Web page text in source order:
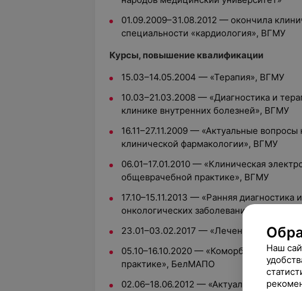
01.09.2009–31.08.2012 — окончила
специальности «кардиология», ВГМУ
Курсы, повышение квалификации
15.03–14.05.2004 — «Терапия», ВГМУ
10.03–21.03.2008 — «Диагностика и
клинике внутренних болезней», ВГМУ
16.11–27.11.2009 — «Актуальные
клинической фармакологии», ВГМУ
06.01–17.01.2010 — «Клиническая
общеврачебной практике», ВГМУ
17.10–15.11.2013 — «Ранняя диагностика
онкологических заболеваний», БелМАПО
23.01–03.02.2017 — «Лечение
05.10–16.10.2020 — «Коморбидные
практике», БелМАПО
02.06–18.06.2012 — «Актуальные
Наш